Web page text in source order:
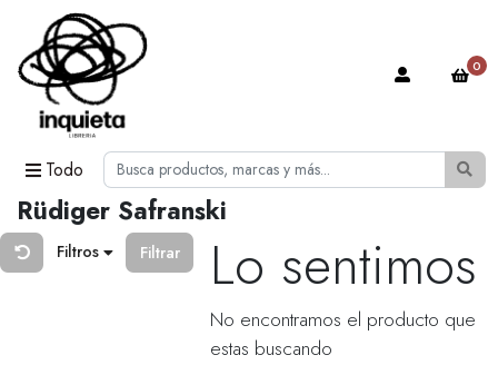
Todo
0
Rüdiger Safranski
Filtros Filtrar Lo sentimos
No encontramos el producto que
estas buscando